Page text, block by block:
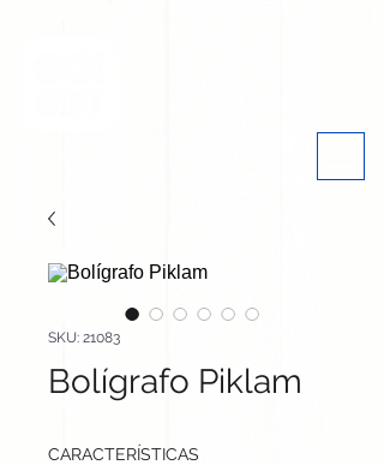
SKU: 21083
Bolígrafo Piklam
CARACTERÍSTICAS